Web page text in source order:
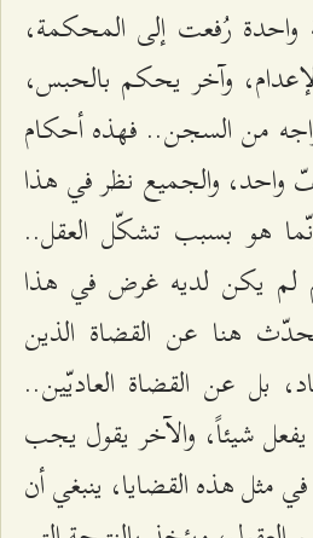
واحدة رُفعت إلى المحكمة،
وآخر يحكم بالحبس،
من السجن.. فهذه أحكام
واحد، والجميع نظر في هذا
هو بسبب تشكّل العقل..
لم يكن لديه غرض في هذا
هنا عن القضاة الذين
بل عن القضاة العاديّين..
شيئاً، والآخر يقول يجب
مثل هذه القضايا، ينبغي أن